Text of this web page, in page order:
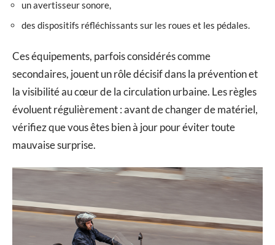
un avertisseur sonore,
des dispositifs réfléchissants sur les roues et les pédales.
Ces équipements, parfois considérés comme
secondaires, jouent un rôle décisif dans la prévention et
la visibilité au cœur de la circulation urbaine. Les règles
évoluent régulièrement : avant de changer de matériel,
vérifiez que vous êtes bien à jour pour éviter toute
mauvaise surprise.